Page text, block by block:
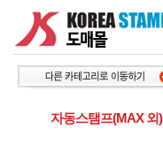
자동스탬프(MAX 외)